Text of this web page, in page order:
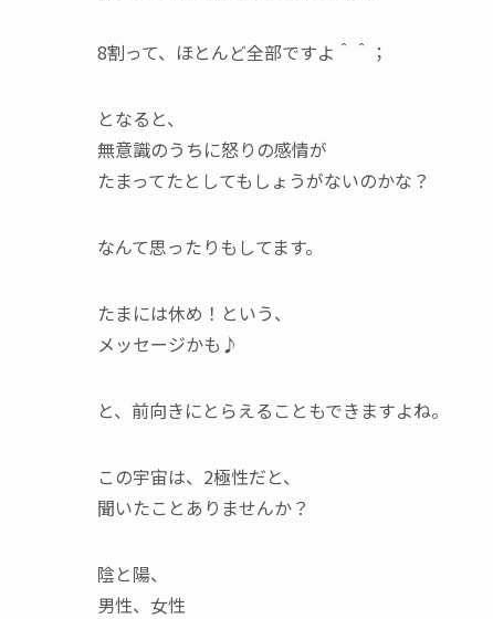
8割って、ほとんど全部ですよ＾＾；
となると、
無意識のうちに怒りの感情が
たまってたとしてもしょうがないのかな？
なんて思ったりもしてます。
たまには休め！という、
メッセージかも♪
と、前向きにとらえることもできますよね。
この宇宙は、2極性だと、
聞いたことありませんか？
陰と陽、
男性、女性